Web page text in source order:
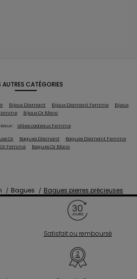
AUTRES CATÉGORIES
Bijoux Diamant Bijoux Diamant Femme
Bijoux
Bijoux Or Blanc
: Idées cadeaux Femme
Or Bagues Diamant
Bagues Diamant Femme
Femme
Bagues Or Blanc
Bagues Bagues pierres précieuses
Satisfait ou remboursé